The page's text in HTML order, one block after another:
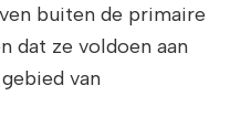
buiten de primaire
dat ze voldoen aan
van